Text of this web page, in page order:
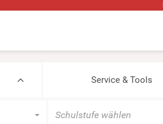
Service & Tools
Schulstufe wählen